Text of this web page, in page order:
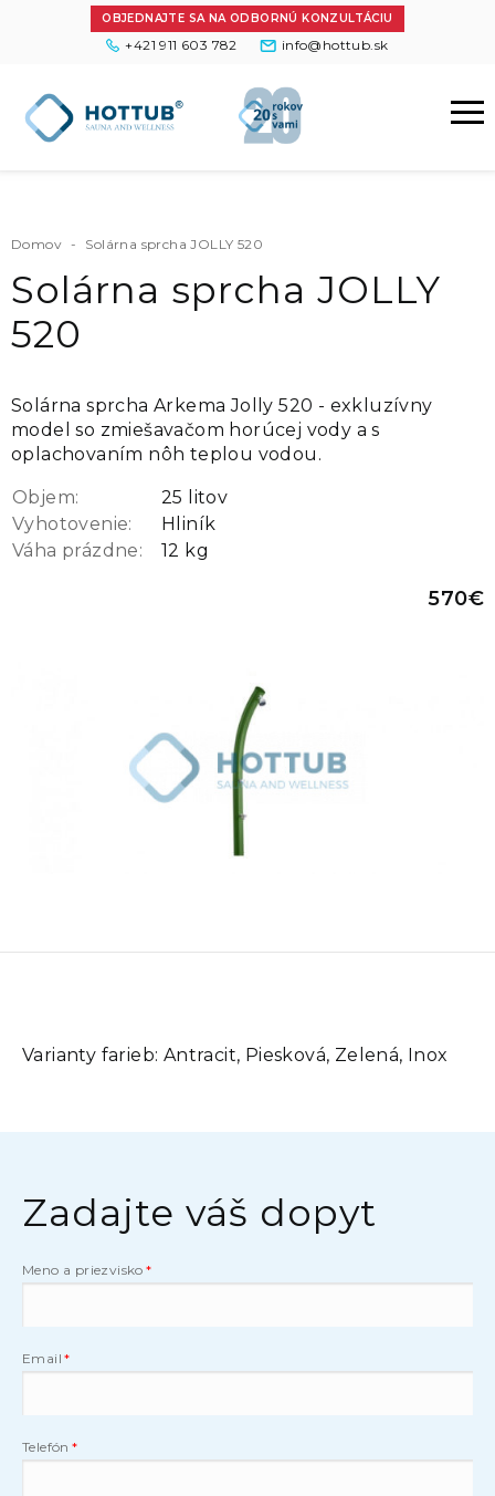
OBJEDNAJTE SA NA ODBORNÚ KONZULTÁCIU
+421 911 603 782 info@hottub.sk
Domov - Solárna sprcha JOLLY 520
Solárna sprcha JOLLY
520
Solárna sprcha Arkema Jolly 520 - exkluzívny
model so zmiešavačom horúcej vody a s
oplachovaním nôh teplou vodou.
Objem:
25 litov
Vyhotovenie:
Hliník
Váha prázdne:
12 kg
570€
Varianty farieb: Antracit, Piesková, Zelená, Inox
Zadajte váš dopyt
Meno a priezvisko
Email
Telefón